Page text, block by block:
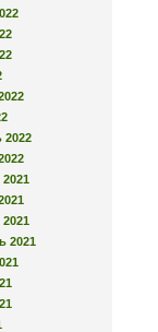
2022
2021